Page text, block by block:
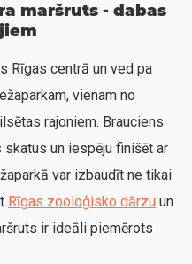
maršruts - dabas
Rīgas centrā un ved pa
vienam no
rajoniem. Brauciens
un iespēju finišēt ar
var izbaudīt ne tikai
Rīgas zooloģisko dārzu un
ir ideāli piemērots